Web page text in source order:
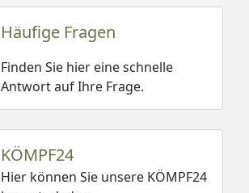
Häufige Fragen
Finden Sie hier eine schnelle
Antwort auf Ihre Frage.
KÖMPF24
Hier können Sie unsere KÖMPF24